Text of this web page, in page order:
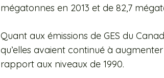
mégatonnes en 2013 et de 82,7
Quant aux émissions de GES du
qu’elles avaient continué à
rapport aux niveaux de 1990.